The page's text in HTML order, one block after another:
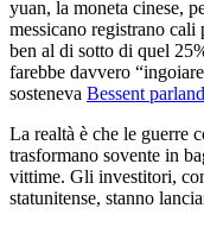
yuan, la moneta cinese,
messicano registrano
ben al di sotto di quel
farebbe davvero
sosteneva Bessent
La realtà è che le guerre
trasformano sovente in
vittime. Gli investitori,
statunitense, stanno